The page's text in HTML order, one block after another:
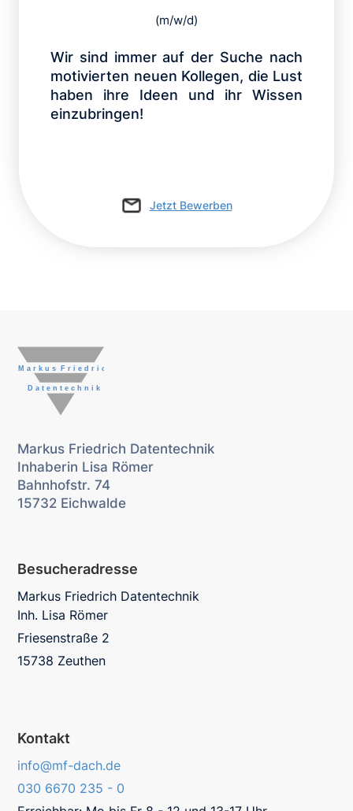
(m/w/d)
Wir sind immer auf der Suche nach
motivierten neuen Kollegen, die Lust
haben ihre Ideen und ihr Wissen
einzubringen!
Jetzt Bewerben
Markus Friedrich Datentechnik
Inhaberin Lisa Römer
Bahnhofstr. 74
15732 Eichwalde
Besucheradresse
Markus Friedrich Datentechnik
Inh. Lisa Römer
Friesenstraße 2
15738 Zeuthen
Kontakt
info@mf-dach.de
030 6670 235 - 0